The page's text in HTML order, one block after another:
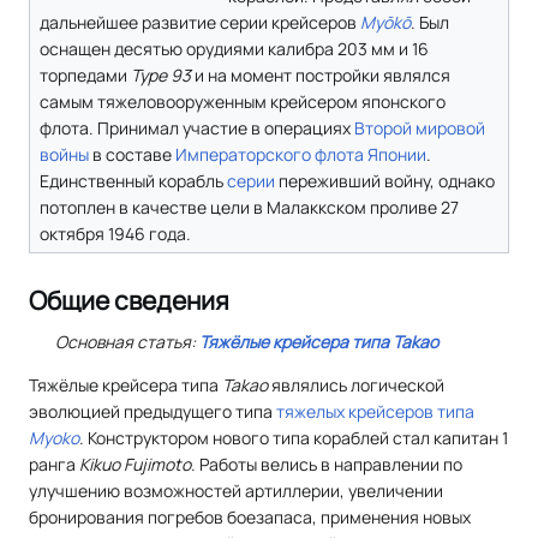
дальнейшее развитие серии крейсеров Myōkō. Был
оснащен десятью орудиями калибра 203 мм и 16
торпедами Type 93и на момент постройки являлся
самым тяжеловооруженным крейсером японского
флота. Принимал участие в операциях Второй мировой
войны в составе Императорского флота Японии.
Единственный корабльсерии переживший войну, однако
потоплен в качестве цели в Малаккском проливе 27
октября 1946 года.
Общие сведения
Основная статья: Тяжёлые крейсера типа Takao
Тяжёлые крейсера типа Takaoявлялись логической
эволюцией предыдущего типа тяжелых крейсеров типа
Myoko. Конструктором нового типа кораблей стал капитан 1
ранга Kikuo Fujimoto. Работы велись в направлении по
улучшению возможностей артиллерии, увеличении
бронирования погребов боезапаса, применения новых